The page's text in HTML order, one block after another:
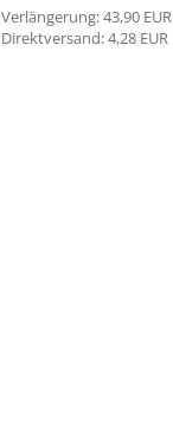
Verlängerung: 43,90 EUR
Direktversand: 4,28 EUR